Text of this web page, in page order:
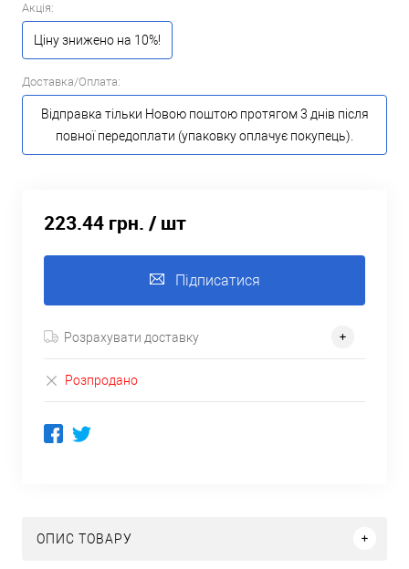
Акція:
Ціну знижено на 10%!
Доставка/Оплата:
Відправка тільки Новою поштою протягом 3 днів після
повної передоплати (упаковку оплачує покупець).
223.44 грн. / шт
Підписатися
Розрахувати доставку
Розпродано
ОПИС ТОВАРУ